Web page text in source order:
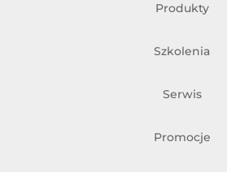
Produkty
Szkolenia
Serwis
Promocje